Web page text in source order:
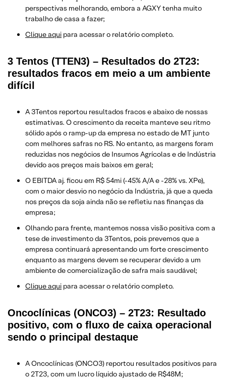
perspectivas melhorando, embora a AGXY tenha muito
trabalho de casa a fazer;
Clique aqui para acessar o relatório completo.
3 Tentos (TTEN3) – Resultados do 2T23:
resultados fracos em meio a um ambiente
difícil
A 3Tentos reportou resultados fracos e abaixo de nossas
estimativas. O crescimento da receita manteve seu ritmo
sólido após o ramp-up da empresa no estado de MT junto
com melhores safras no RS. No entanto, as margens foram
reduzidas nos negócios de Insumos Agrícolas e de Indústria
devido aos preços mais baixos em geral;
O EBITDA aj. ficou em R$ 54mi (-45% A/A e -28% vs. XPe),
com o maior desvio no negócio da Indústria, já que a queda
nos preços da soja ainda não se refletiu nas finanças da
empresa;
Olhando para frente, mantemos nossa visão positiva com a
tese de investimento da 3Tentos, pois prevemos que a
empresa continuará apresentando um forte crescimento
enquanto as margens devem se recuperar devido a um
ambiente de comercialização de safra mais saudável;
Clique aqui para acessar o relatório completo.
Oncoclínicas (ONCO3) – 2T23: Resultado
positivo, com o fluxo de caixa operacional
sendo o principal destaque
A Oncoclínicas (ONCO3) reportou resultados positivos para
o 2T23, com um lucro líquido ajustado de R$48M;